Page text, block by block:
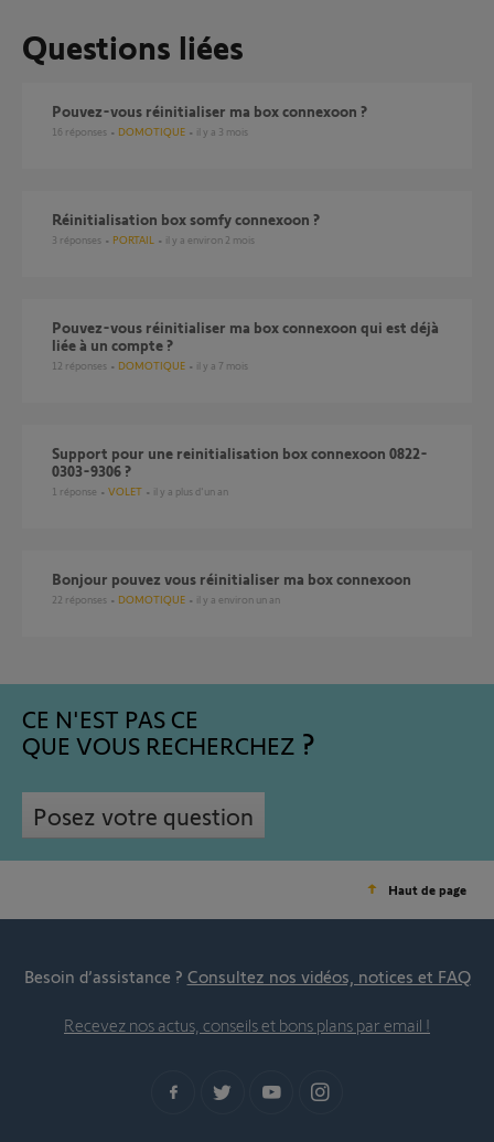
Questions liées
Pouvez-vous réinitialiser ma box connexoon ?
16 réponses DOMOTIQUE il y a 3 mois
Réinitialisation box somfy connexoon ?
3 réponses PORTAIL il y a environ 2 mois
Pouvez-vous réinitialiser ma box connexoon qui est déjà
liée à un compte ?
12 réponses DOMOTIQUE il y a 7 mois
Support pour une reinitialisation box connexoon 0822-
0303-9306 ?
1 réponse VOLET il y a plus d'un an
Bonjour pouvez vous réinitialiser ma box connexoon
22 réponses DOMOTIQUE il y a environ un an
CE N'EST PAS CE
QUE VOUS RECHERCHEZ
Posez votre question
Haut de page
Besoin d’assistance ? Consultez nos vidéos, notices et FAQ
Recevez nos actus, conseils et bons plans par email !